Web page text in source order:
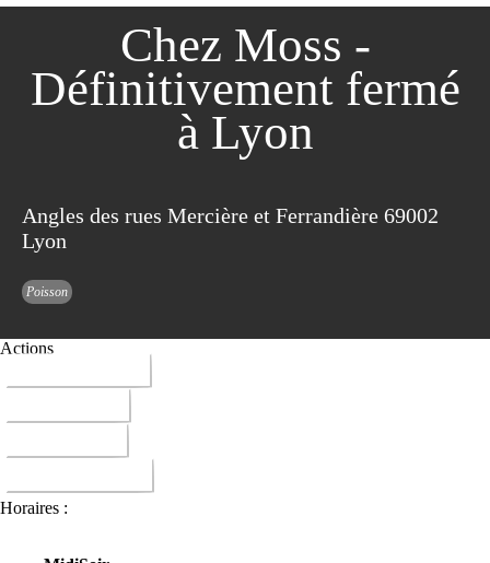
Chez Moss -
Définitivement fermé
à Lyon
Angles des rues Mercière et Ferrandière 69002
Lyon
Poisson
Actions
Horaires :